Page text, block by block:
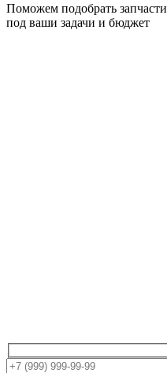
Поможем подобрать запчасти
под ваши задачи и бюджет